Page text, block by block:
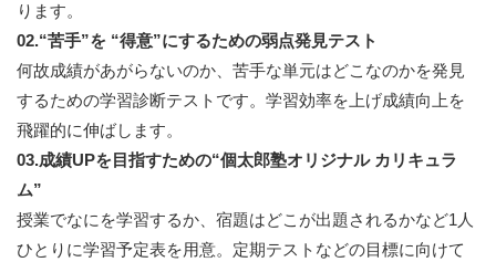
ります。
02.“苦手”を “得意”にするための弱点発見テスト
何故成績があがらないのか、苦手な単元はどこなのかを発見
するための学習診断テストです。学習効率を上げ成績向上を
飛躍的に伸ばします。
03.成績UPを目指すための“個太郎塾オリジナル カリキュラ
ム”
授業でなにを学習するか、宿題はどこが出題されるかなど1人
ひとりに学習予定表を用意。定期テストなどの目標に向けて